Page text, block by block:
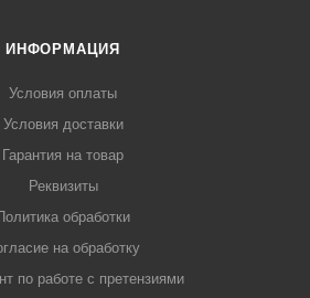
ИНФОРМАЦИЯ
Условия оплаты
Условия доставки
Гарантия на товар
Реквизиты
обработки
на обработку
по работе с претензиями